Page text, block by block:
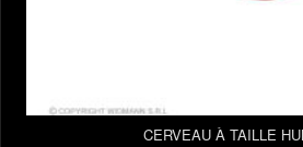
CERVEAU À TAILLE